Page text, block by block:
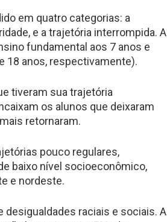
em quatro categorias: a
e a trajetória interrompida. A
fundamental aos 7 anos e
18 anos, respectivamente).
tiveram sua trajetória
os alunos que deixaram
retornaram.
pouco regulares,
baixo nível socioeconômico,
e nordeste.
raciais e sociais. A